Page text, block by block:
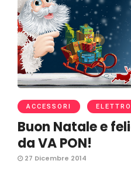
ACCESSORI
Buon Natale e
da VA PON!
27 Dicembre 2014